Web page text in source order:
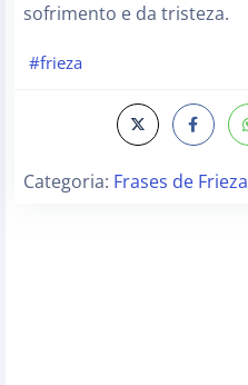
sofrimento e da tristeza.
#frieza
Categoria: Frases de Frieza